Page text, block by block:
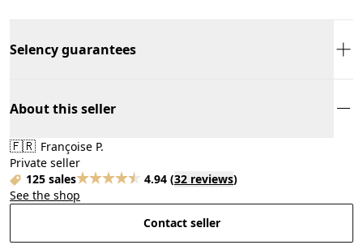
Selency guarantees
About this seller
🇫🇷 Françoise P.
Private seller
125 sales
4.94 (32 reviews)
See the shop
Contact seller